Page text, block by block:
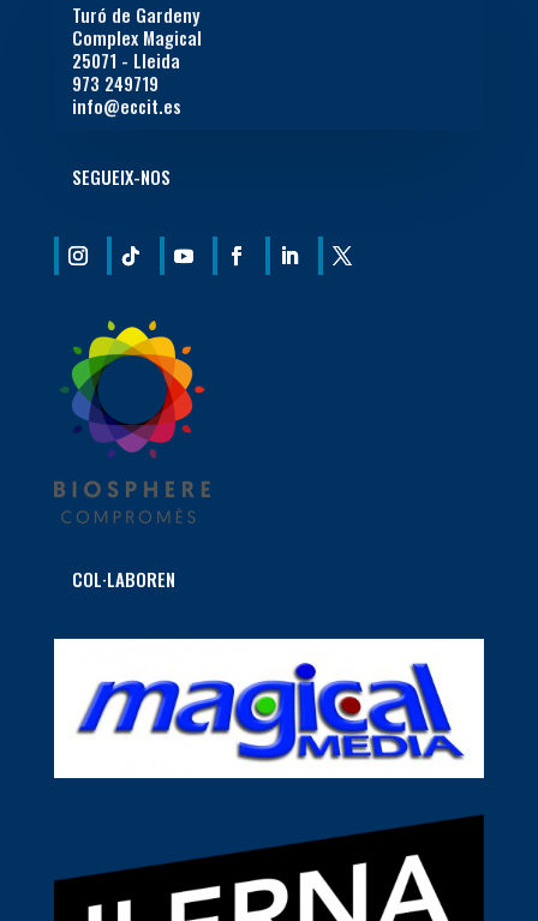
Turó de Gardeny
Complex Magical
25071 - Lleida
973 249719
info@eccit.es
SEGUEIX-NOS
COL·LABOREN